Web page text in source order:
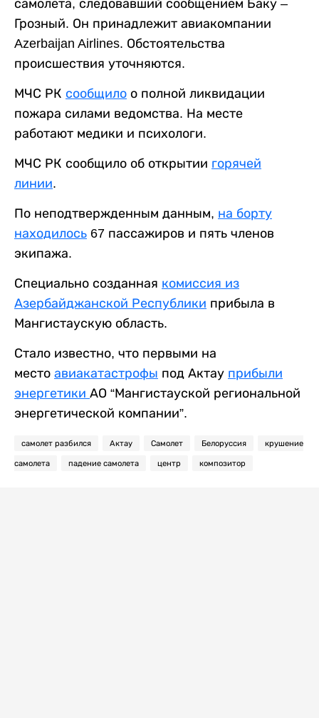
самолета, следовавший сообщением Баку –
Грозный. Он принадлежит авиакомпании
Azerbaijan Airlines. Обстоятельства
происшествия уточняются.
МЧС РК сообщило о полной ликвидации
пожара силами ведомства. На месте
работают медики и психологи.
МЧС РК сообщило об открытии горячей
линии.
По неподтвержденным данным, на борту
находилось 67 пассажиров и пять членов
экипажа.
Специально созданная комиссия из
Азербайджанской Республики прибыла в
Мангистаускую область.
Стало известно, что первыми на
место авиакатастрофы под Актау прибыли
энергетики АО “Мангистауской региональной
энергетической компании”.
самолет разбился Актау Самолет Белоруссия крушение
самолета падение самолета центр композитор